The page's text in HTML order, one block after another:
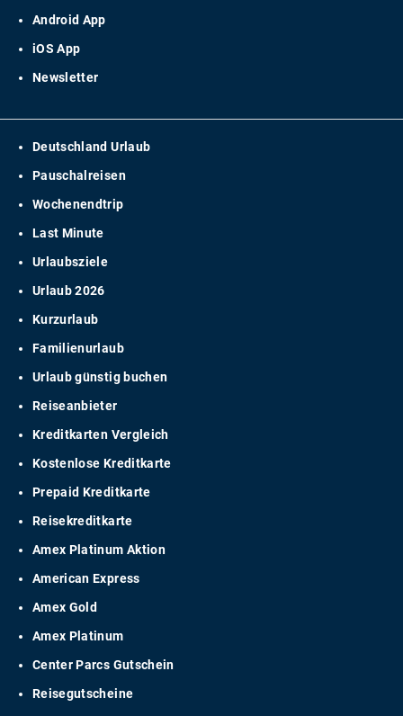
Android App
iOS App
Newsletter
Deutschland Urlaub
Pauschalreisen
Wochenendtrip
Last Minute
Urlaubsziele
Urlaub 2026
Kurzurlaub
Familienurlaub
Urlaub günstig buchen
Reiseanbieter
Kreditkarten Vergleich
Kostenlose Kreditkarte
Prepaid Kreditkarte
Reisekreditkarte
Amex Platinum Aktion
American Express
Amex Gold
Amex Platinum
Center Parcs Gutschein
Reisegutscheine